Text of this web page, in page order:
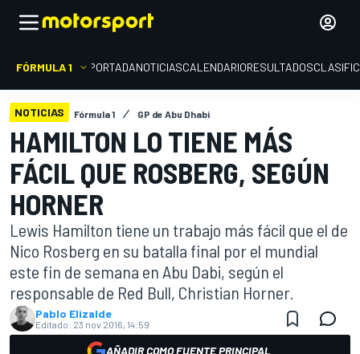
FÓRMULA 1 PORTADANOTICIASCALENDARIORESULTADOS
NOTICIAS Fórmula 1 GP de Abu Dhabi
HAMILTON LO TIENE MÁS
FÁCIL QUE ROSBERG, SEGÚN
HORNER
Lewis Hamilton tiene un trabajo más fácil que el de
Nico Rosberg en su batalla final por el mundial
este fin de semana en Abu Dabi, según el
responsable de Red Bull, Christian Horner.
Pablo Elizalde
Editado: 23 nov 2016, 14:59
AÑADIR COMO FUENTE PRINCIPAL